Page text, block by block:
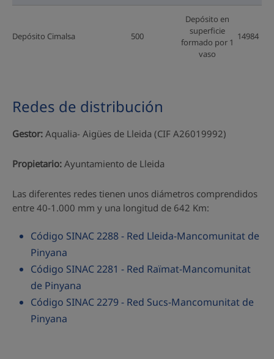
Depósito Cimalsa 500
Depósito en
superficie
formado por 1
vaso
14984
Redes de distribución
Gestor: Aqualia- Aigües de Lleida (CIF A26019992)
Propietario: Ayuntamiento de Lleida
Las diferentes redes tienen unos diámetros comprendidos
entre 40-1.000 mm y una longitud de 642 Km:
Código SINAC 2288 - Red Lleida-Mancomunitat de
Pinyana
Código SINAC 2281 - Red Raïmat-Mancomunitat
de Pinyana
Código SINAC 2279 - Red Sucs-Mancomunitat de
Pinyana